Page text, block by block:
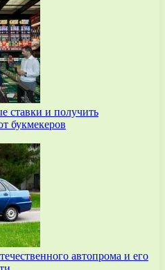
ставки и получить
букмекеров
автопрома и его